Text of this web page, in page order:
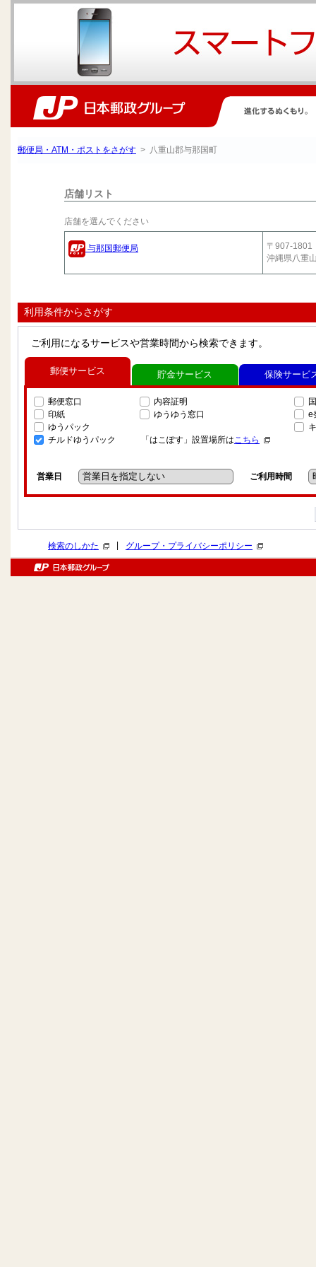
郵便局・ATM・ポストをさがす > 八重山郡与那国町
店舗リスト
店舗を選んでください
与那国郵便局
〒907-1801
沖縄県八重
利用条件からさがす
ご利用になるサービスや営業時間から検索できます。
郵便サービス
郵便窓口
印紙
ゆうパック
チルドゆうパック
内容証明
ゆうゆう窓口
「はこぽす」設置場所はこちら
e
営業日 ご利用時間
貯金サービス 保険サービ
検索のしかた グループ・プライバシーポリシー